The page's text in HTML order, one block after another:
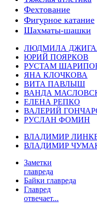
Фехтование
Фигурное катание
Шахматы-шашки
ЛЮДМИЛА
ЮРИЙ ПОЯРКОВ
РУСТАМ
ЯНА КЛОЧКОВА
ВИТА ПАВЛЫШ
ВАНДА
ЕЛЕНА РЕПКО
ВАЛЕРИЙ
РУСЛАН ФОМИН
ВЛАДИМИР
ВЛАДИМИР
Заметки
главреда
Байки главреда
Главред
отвечает...